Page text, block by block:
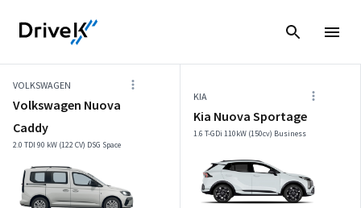
VOLKSWAGEN
Volkswagen Nuova
Caddy
2.0 TDI 90 kW (122 CV) DSG Space
KIA
Kia Nuova Sportage
1.6 T-GDi 110kW (150cv) Business